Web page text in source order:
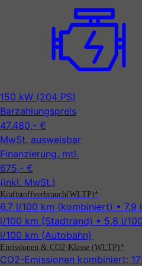
150 kW (204 PS)
Barzahlungspreis
47.480,- €
MwSt. ausweisbar
Finanzierung, mtl.
675,- €
(inkl. MwSt.)
Kraftstoffverbrauch(WLTP)*
6,7 l/100 km (kombiniert) • 7,9
l/100 km (Stadtrand) • 5,8 l/
l/100 km (Autobahn)
Emissionen & CO2-Klasse (WLTP)*
CO2-Emissionen kombiniert: